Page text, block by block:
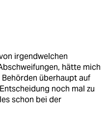
irgendwelchen
hätte mich
überhaupt auf
noch mal zu
schon bei der